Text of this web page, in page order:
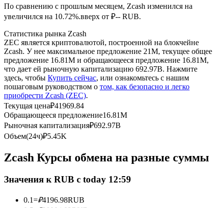
USDC фьючерсы
обеспечения
Копирование торговли
По сравнению с прошлым месяцем, Zcash изменился на
увеличился на 10.72%.вверх от ₽-- RUB.
Статистика рынка Zcash
ZEC является криптовалютой, построенной на блокчейне
Zcash. У нее максимальное предложение 21M, текущее общее
предложение 16.81M и обращающееся предложение 16.81M,
что дает ей рыночную капитализацию 692.97B. Нажмите
здесь, чтобы Купить сейчас, или ознакомьтесь с нашим
пошаговым руководством о том, как безопасно и легко
приобрести Zcash (ZEC).
Текущая цена₽41969.84
Обращающееся предложение16.81M
Рыночная капитализация₽692.97B
Объем(24ч)₽5.45K
Zcash Курсы обмена на разные суммы
Значения к RUB с today 12:59
0.1=₽4196.98RUB